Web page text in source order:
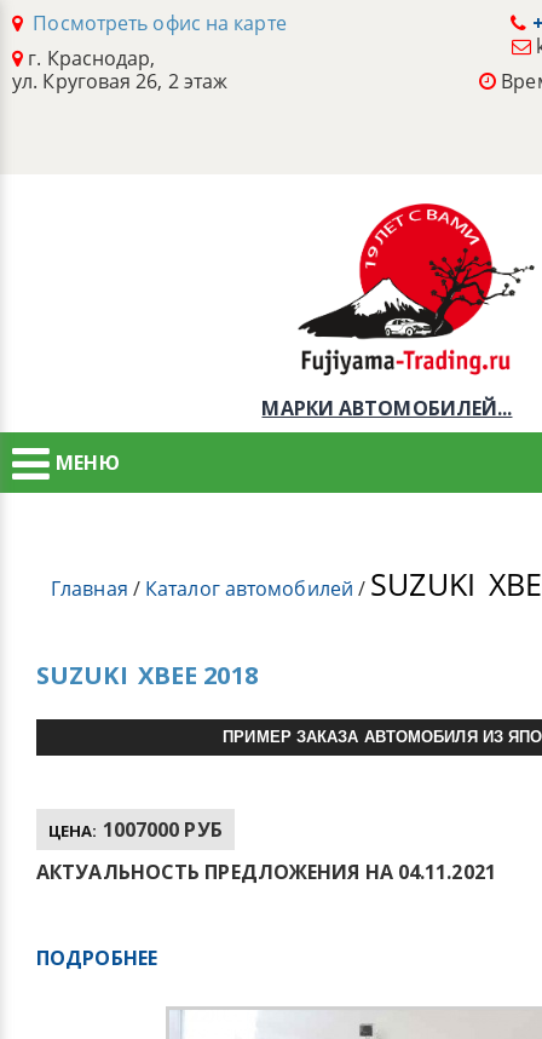
Посмотреть офис на карте
г. Краснодар,
ул. Круговая 26, 2 этаж
МАРКИ АВТОМОБИЛЕЙ...
МЕНЮ
Главная / Каталог автомобилей / SUZUKI
SUZUKI XBEE 2018
ПРИМЕР ЗАКАЗА АВТОМОБИЛЯ ИЗ
ЦЕНА: 1007000 РУБ
АКТУАЛЬНОСТЬ ПРЕДЛОЖЕНИЯ НА 04.11.2021
ПОДРОБНЕЕ